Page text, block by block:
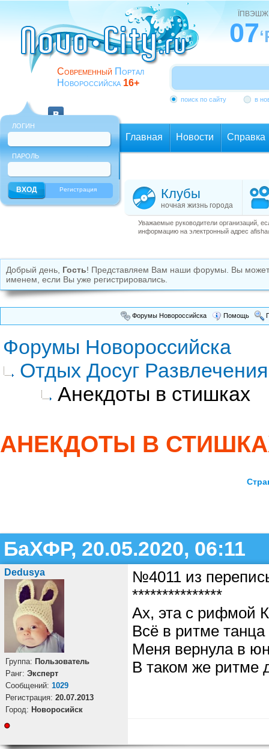
Современный Портал
Новороссийска 16+
07
поиск по сайту в
ЛОГИН
ПАРОЛЬ
Регистрация
Главная Новости Справка
Клубы
ночная жизнь города
Уважаемые руководители организаций,
информацию на электронный адрес
Добрый день, Гость! Представляем Вам наши форумы. Вы
именем, если Вы уже регистрировались.
Форумы Новороссийска Помощь
Форумы Новороссийска
Отдых Досуг Развлечения
Анекдоты в стишках
АНЕКДОТЫ В
БаХФР, 20.05.2020, 06:11
Dedusya
Группа: Пользователь
Ранг: Эксперт
Cообщений: 1029
Регистрация: 20.07.2013
Город: Новоросийск
№4011 из
***************
Ах, эта с рифмой
Всё в ритме
Меня вернула в
В таком же ритме